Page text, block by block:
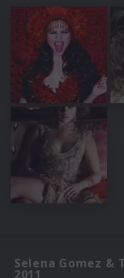
Selena Gomez &
2011